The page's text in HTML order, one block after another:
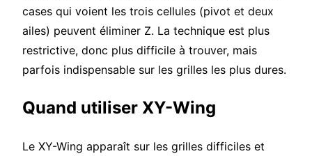
cases qui voient les trois cellules (pivot et deux
ailes) peuvent éliminer Z. La technique est plus
restrictive, donc plus difficile à trouver, mais
parfois indispensable sur les grilles les plus dures.
Quand utiliser XY-Wing
Le XY-Wing apparaît sur les grilles difficiles et